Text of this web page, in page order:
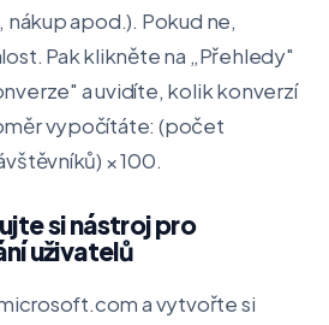
apod.). Pokud ne,
Pak klikněte na „Přehledy"
a uvidíte, kolik konverzí
vypočítáte: (počet
× 100.
si nástroj pro
uživatelů
a vytvořte si